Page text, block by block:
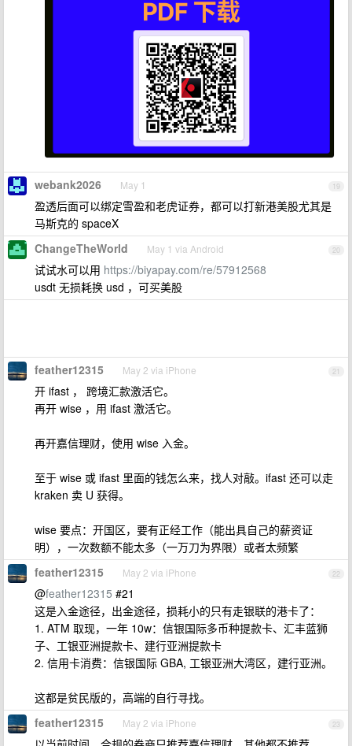
19
webank2026 May 1
盈透后面可以绑定雪盈和老虎证券，都可以打新港美股尤其是
马斯克的 spaceX
20
ChangeTheWorld May 1 via Android
试试水可以用 https://biyapay.com/re/57912568
usdt 无损耗换 usd ，可买美股
21
feather12315 May 2 via iPhone
开 ifast ， 跨境汇款激活它。
再开 wise ，用 ifast 激活它。
再开嘉信理财，使用 wise 入金。
至于 wise 或 ifast 里面的钱怎么来，找人对敲。ifast 还可以走
kraken 卖 U 获得。
wise 要点：开国区，要有正经工作（能出具自己的薪资证
明），一次数额不能太多（一万刀为界限）或者太频繁
22
feather12315 May 2 via iPhone
@feather12315 #21
这是入金途径，出金途径，损耗小的只有走银联的港卡了：
1. ATM 取现，一年 10w：信银国际多币种提款卡、汇丰蓝狮
子、工银亚洲提款卡、建行亚洲提款卡
2. 信用卡消费：信银国际 GBA, 工银亚洲大湾区，建行亚洲。
这都是贫民版的，高端的自行寻找。
23
feather12315 May 2 via iPhone